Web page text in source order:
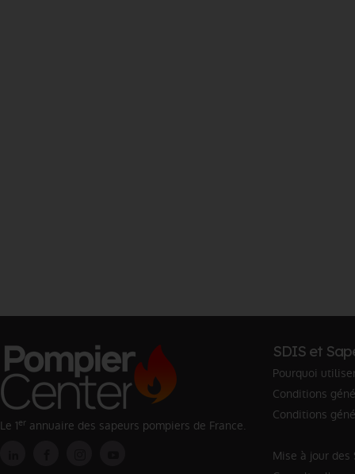
Le 1er annuaire des sapeurs pompiers de France.
SDIS et
Pourquoi
Conditions
Conditions
Mise à jour des